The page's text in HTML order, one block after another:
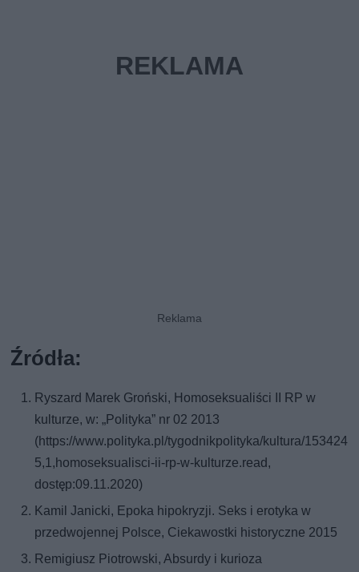
Źródła:
Ryszard Marek Groński, Homoseksualiści II RP w
kulturze, w: „Polityka” nr 02 2013
(https://www.polityka.pl/tygodnikpolityka/kultura/153424
5,1,homoseksualisci-ii-rp-w-kulturze.read,
dostęp:09.11.2020)
Kamil Janicki, Epoka hipokryzji. Seks i erotyka w
przedwojennej Polsce, Ciekawostki historyczne 2015
Remigiusz Piotrowski, Absurdy i kurioza